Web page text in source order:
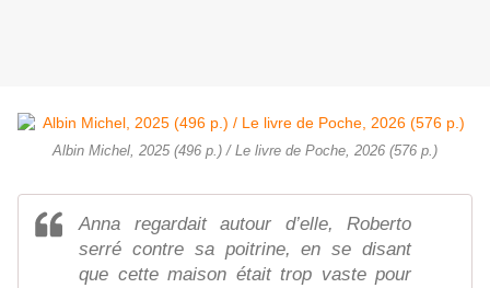
Albin Michel, 2025 (496 p.) / Le livre de Poche, 2026 (576 p.)
Anna regardait autour d’elle, Roberto
serré contre sa poitrine, en se disant
que cette maison était trop vaste pour